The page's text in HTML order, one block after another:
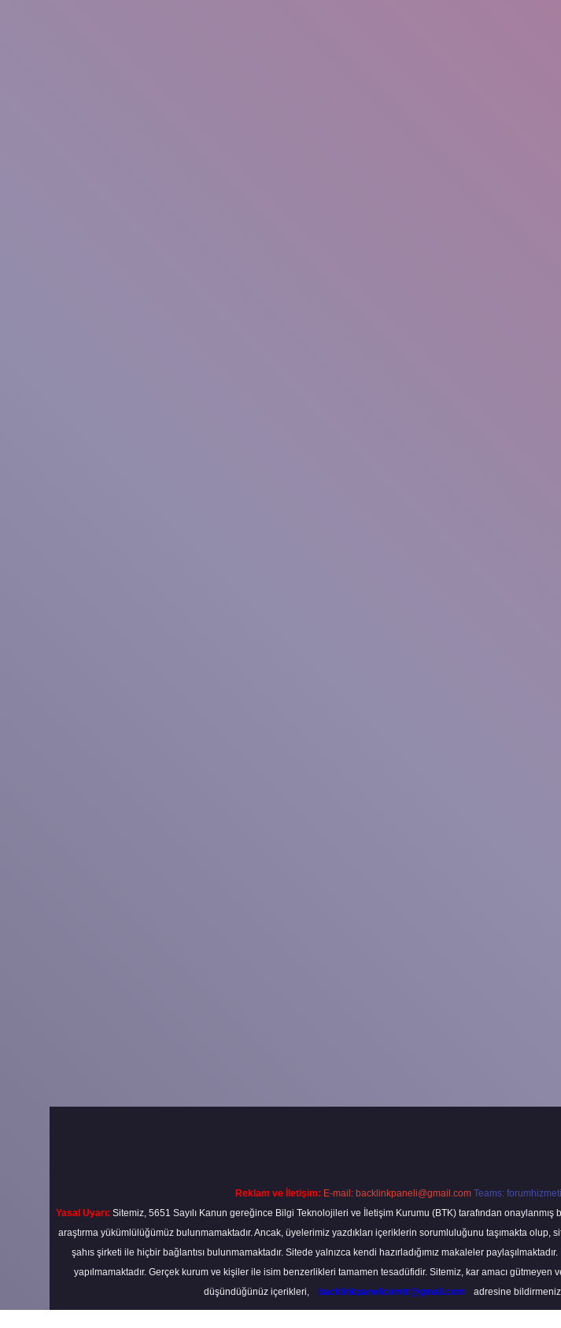
Reklam ve İletişim: E-mail: backlinkpaneli@gmail.com Teams:
Yasal Uyarı: Sitemiz, 5651 Sayılı Kanun gereğince Bilgi Teknolojileri ve İletişim Kurumu (BTK) tarafından
araştırma yükümlülüğümüz bulunmamaktadır. Ancak, üyelerimiz yazdıkları içeriklerin sorumluluğunu taşımakta
şahıs şirketi ile hiçbir bağlantısı bulunmamaktadır. Sitede yalnızca kendi hazırladığımız makaleler
yapılmamaktadır. Gerçek kurum ve kişiler ile isim benzerlikleri tamamen tesadüfidir. Sitemiz, kar amacı
düşündüğünüz içerikleri,
backlinkpanelicomtr@gmail.com adresine